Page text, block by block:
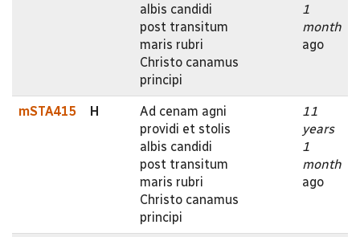
albis candidi
post transitum
maris rubri
Christo canamus
principi
1
month
ago
mSTA415 H
Ad cenam agni
providi et stolis
albis candidi
post transitum
maris rubri
Christo canamus
principi
11
years
1
month
ago